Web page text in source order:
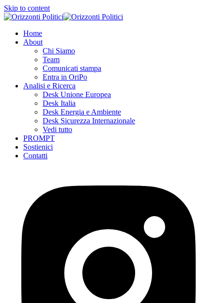
Skip to content
Home
About
Chi Siamo
Team
Comunicati stampa
Entra in OriPo
Analisi e Ricerca
Desk Unione Europea
Desk Italia
Desk Energia e Ambiente
Desk Sicurezza Internazionale
Vedi tutto
PROMPT
Sostienici
Contatti